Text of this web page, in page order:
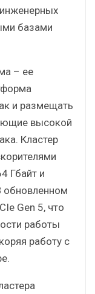
базами
– ее
и размещать
высокой
Кластер
Гбайт и
обновленном
Gen 5, что
работы
работу с